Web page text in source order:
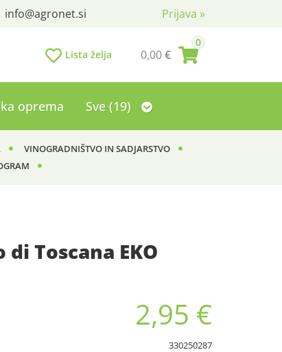
Prijava »
info agronet.si
0
0,00€
Lista želja
oprema Sve (19)
VINOGRADNIŠTVO IN SADJARSTVO
Toscana EKO
2,95 €
330250287